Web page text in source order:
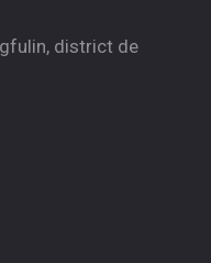
district de